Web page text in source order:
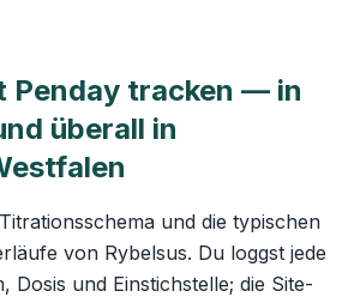
Penday tracken — in
überall in
und die typischen
von Rybelsus. Du loggst jede
Dosis und Einstichstelle; die Site-